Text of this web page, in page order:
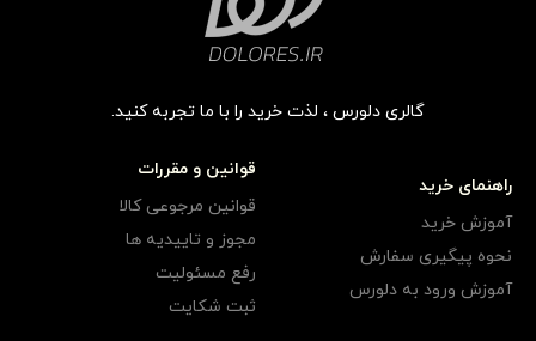
گالری دلورس ، لذت خرید را با ما تجربه کنید.
راهنمای خرید
آموزش خرید
نحوه پیگیری سفارش
آموزش ورود به دلورس
قوانین و مقررات
قوانین مرجوعی کالا
مجوز و تاییدیه ها
رفع مسئولیت
ثبت شکایت